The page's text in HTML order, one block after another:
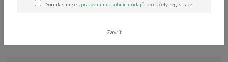
Poukazy Narozeninový poukaz
Narozeninový poukaz
Souhlasím se zpracováním osobních údajů pro účely registrace.
Zavřít